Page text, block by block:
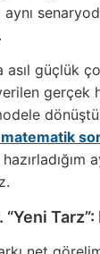
aynı
asıl güçlük
gerçek
“Yeni